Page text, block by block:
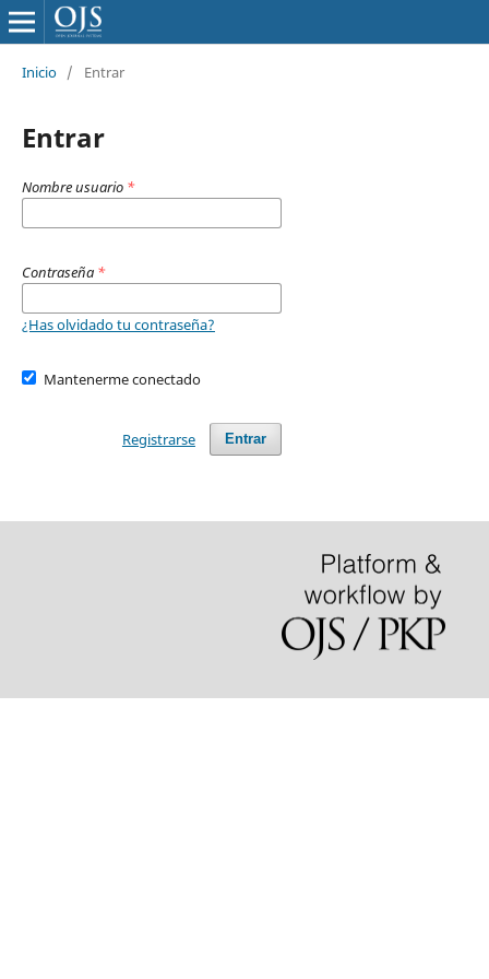
Inicio / Entrar
Entrar
Nombre usuario *
Contraseña *
¿Has olvidado tu contraseña?
Mantenerme conectado
Entrar
Registrarse